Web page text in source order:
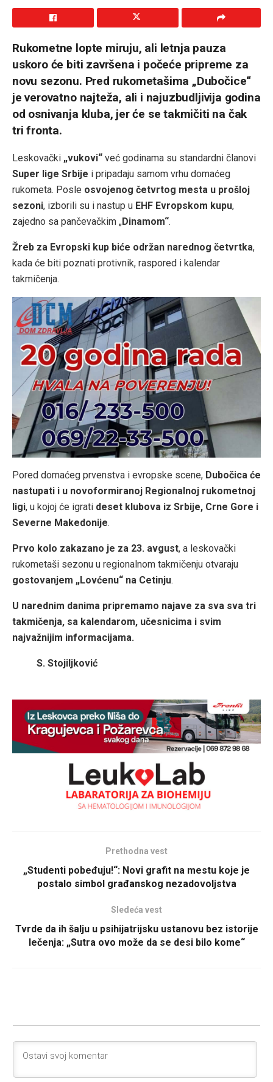
Rukometne lopte miruju, ali letnja pauza
uskoro će biti završena i počeće pripreme za
novu sezonu. Pred rukometašima „Dubočice“
je verovatno najteža, ali i najuzbudljivija godina
od osnivanja kluba, jer će se takmičiti na čak
tri fronta.
Leskovački „vukovi“ već godinama su standardni članovi
Super lige Srbije i pripadaju samom vrhu domaćeg
rukometa. Posle osvojenog četvrtog mesta u prošloj
sezoni, izborili su i nastup u EHF Evropskom kupu,
zajedno sa pančevačkim „Dinamom“.
Žreb za Evropski kup biće održan narednog četvrtka,
kada će biti poznati protivnik, raspored i kalendar
takmičenja.
Pored domaćeg prvenstva i evropske scene, Dubočica će
nastupati i u novoformiranoj Regionalnoj rukometnoj
ligi, u kojoj će igrati deset klubova iz Srbije, Crne Gore i
Severne Makedonije.
Prvo kolo zakazano je za 23. avgust, a leskovački
rukometaši sezonu u regionalnom takmičenju otvaraju
gostovanjem „Lovćenu“ na Cetinju.
U narednim danima pripremamo najave za sva sva tri
takmičenja, sa kalendarom, učesnicima i svim
najvažnijim informacijama.
S. Stojiljković
Prethodna vest
„Studenti pobeđuju!“: Novi grafit na mestu koje je
postalo simbol građanskog nezadovoljstva
Sledeća vest
Tvrde da ih šalju u psihijatrijsku ustanovu bez istorije
lečenja: „Sutra ovo može da se desi bilo kome“